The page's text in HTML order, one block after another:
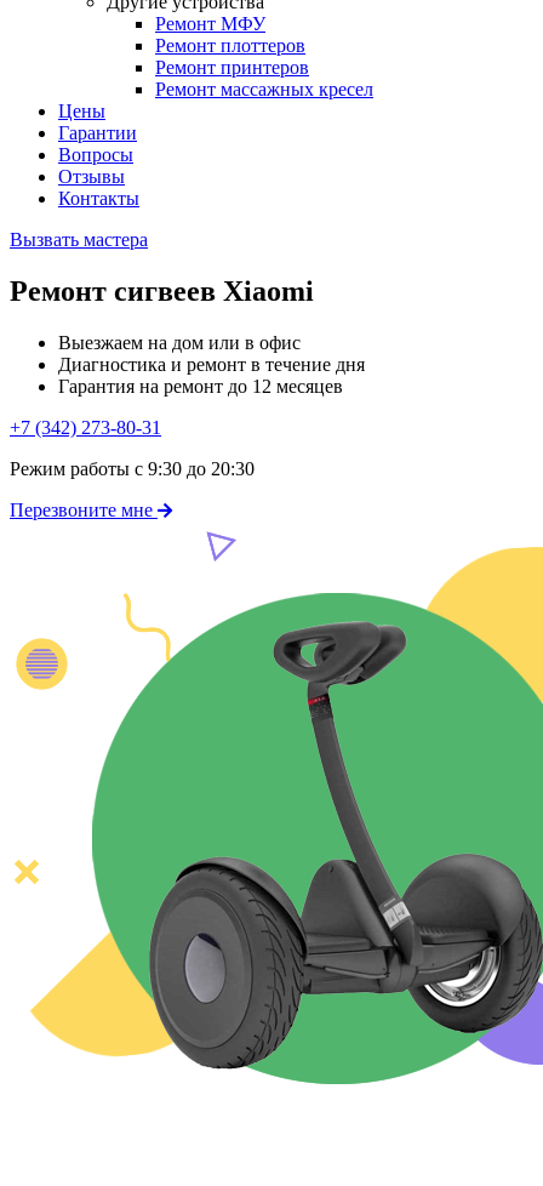
Ремонт МФУ
Ремонт плоттеров
Ремонт принтеров
Ремонт массажных кресел
Цены
Гарантии
Вопросы
Отзывы
Контакты
Вызвать мастера
Ремонт сигвеев Xiaomi
Выезжаем на дом или в офис
Диагностика и ремонт в течение дня
Гарантия на ремонт до 12 месяцев
+7 (342) 273-80-31
Режим работы с 9:30 до 20:30
Перезвоните мне